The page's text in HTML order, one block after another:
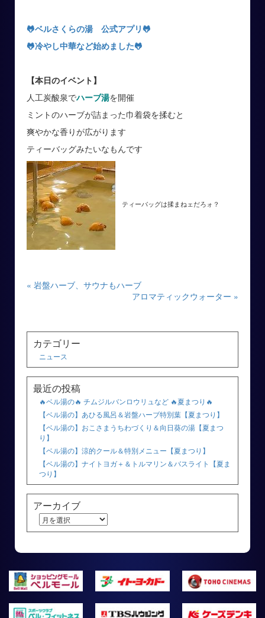
🐸ベルさくらの湯 公式アプリ 🐸
🐸冷やし中華など始めました🐸
【本日のイベント】
人工炭酸泉でハーブ湯を開催
ミントのハーブが詰まった巾着袋を揉むと
爽やかな香りが広がります
ティーバッグみたいなもんです
ティーバッグは揉まねェだろォ？
« 岩盤ハーブ、サウナもハーブ
アロマティックウォーター »
カテゴリー
ニュース
最近の投稿
🔥ベル湯の🔥 チムジルバンロウリュなど 🔥夏まつり🔥
【ベル湯の】あひる風呂＆岩盤ハーブ特別葉【夏まつり】
【ベル湯の】おこさまうちわづくり＆向日葵の湯【夏まつ
り】
【ベル湯の】涼的クール＆特別メニュー【夏まつり】
【ベル湯の】ナイトヨガ＋＆トルマリン＆バスライト【夏ま
つり】
アーカイブ